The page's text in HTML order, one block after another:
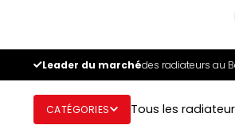
Leader du marchédes radiateurs au
CATÉGORIES Tous les